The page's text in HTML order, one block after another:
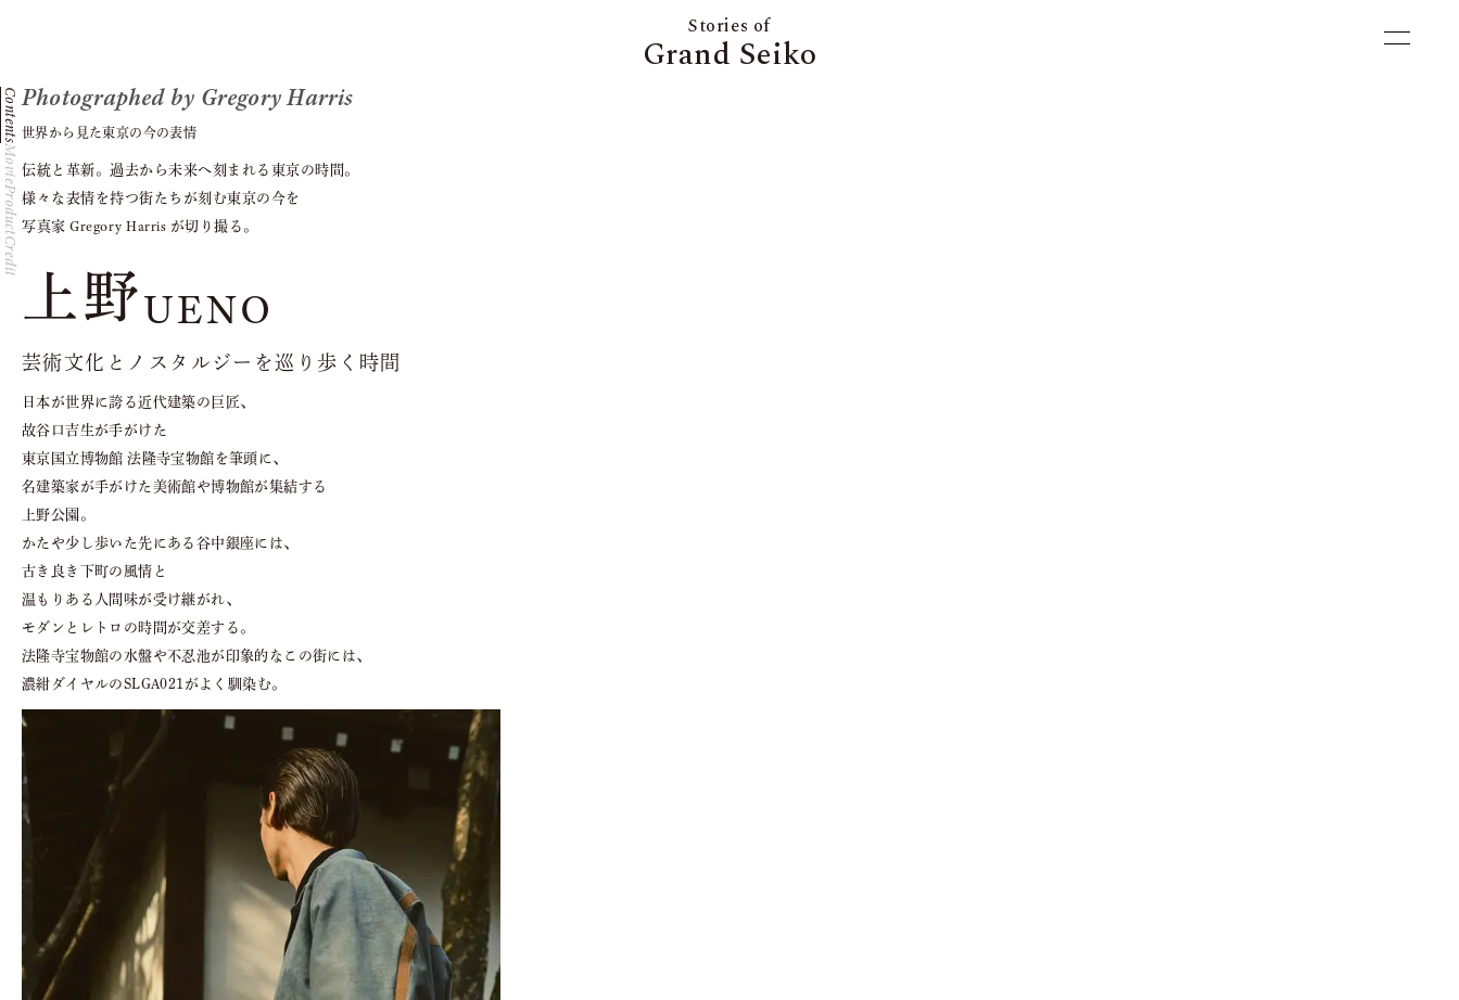
Stories of
Grand Seiko
Contents
Movie
Product
Credit
Photographed by Gregory Harris
世界から見た東京の今の表情
伝統と革新。過去から未来へ刻まれる東京の時間。
様々な表情を持つ街たちが刻む東京の今を
写真家 Gregory Harris が切り撮る。
上野UENO
芸術文化とノスタルジーを巡り歩く時間
日本が世界に誇る近代建築の巨匠、
故谷口吉生が手がけた
東京国立博物館 法隆寺宝物館を筆頭に、
名建築家が手がけた美術館や博物館が集結する
上野公園。
かたや少し歩いた先にある谷中銀座には、
古き良き下町の風情と
温もりある人間味が受け継がれ、
モダンとレトロの時間が交差する。
法隆寺宝物館の水盤や不忍池が印象的なこの街には、
濃紺ダイヤルのSLGA021がよく馴染む。